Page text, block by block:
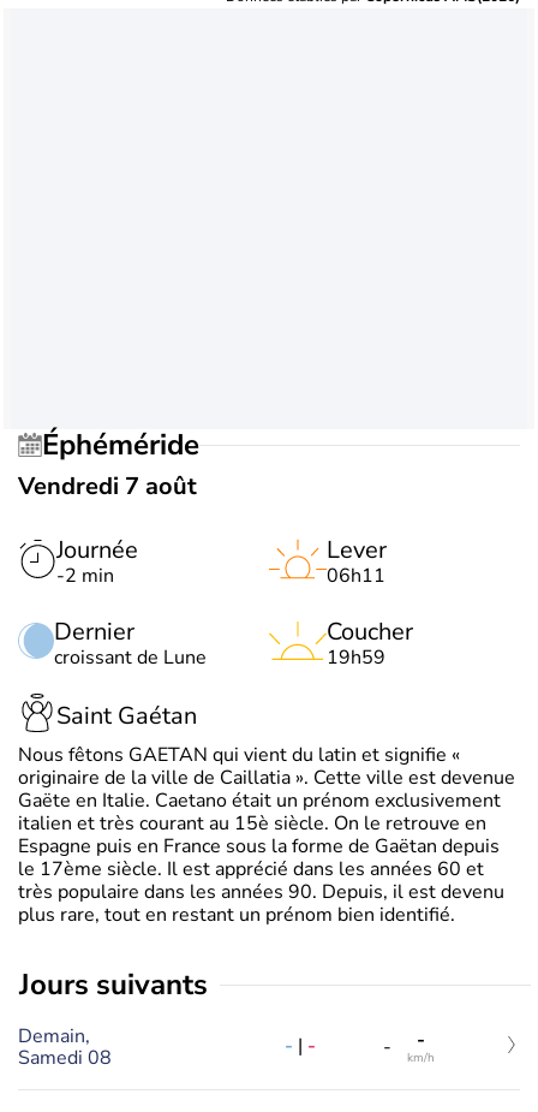
Éphéméride
Vendredi 7 août
Journée
-2 min
Dernier
croissant de Lune
Lever
06h11
Coucher
19h59
Saint Gaétan
Nous fêtons GAETAN qui vient du latin et signifie «
originaire de la ville de Caillatia ». Cette ville est devenue
Gaëte en Italie. Caetano était un prénom exclusivement
italien et très courant au 15è siècle. On le retrouve en
Espagne puis en France sous la forme de Gaëtan depuis
le 17ème siècle. Il est apprécié dans les années 60 et
très populaire dans les années 90. Depuis, il est devenu
plus rare, tout en restant un prénom bien identifié.
jours suivants
Demain,
Samedi 08
- | - - -
km/h